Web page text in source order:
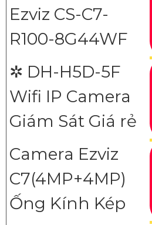
Ezviz CS-C7-
R100-8G44WF
✲ DH-H5D-5F
Wifi IP Camera
Giám Sát Giá rẻ
Camera Ezviz
C7(4MP+4MP)
Ống Kính Kép